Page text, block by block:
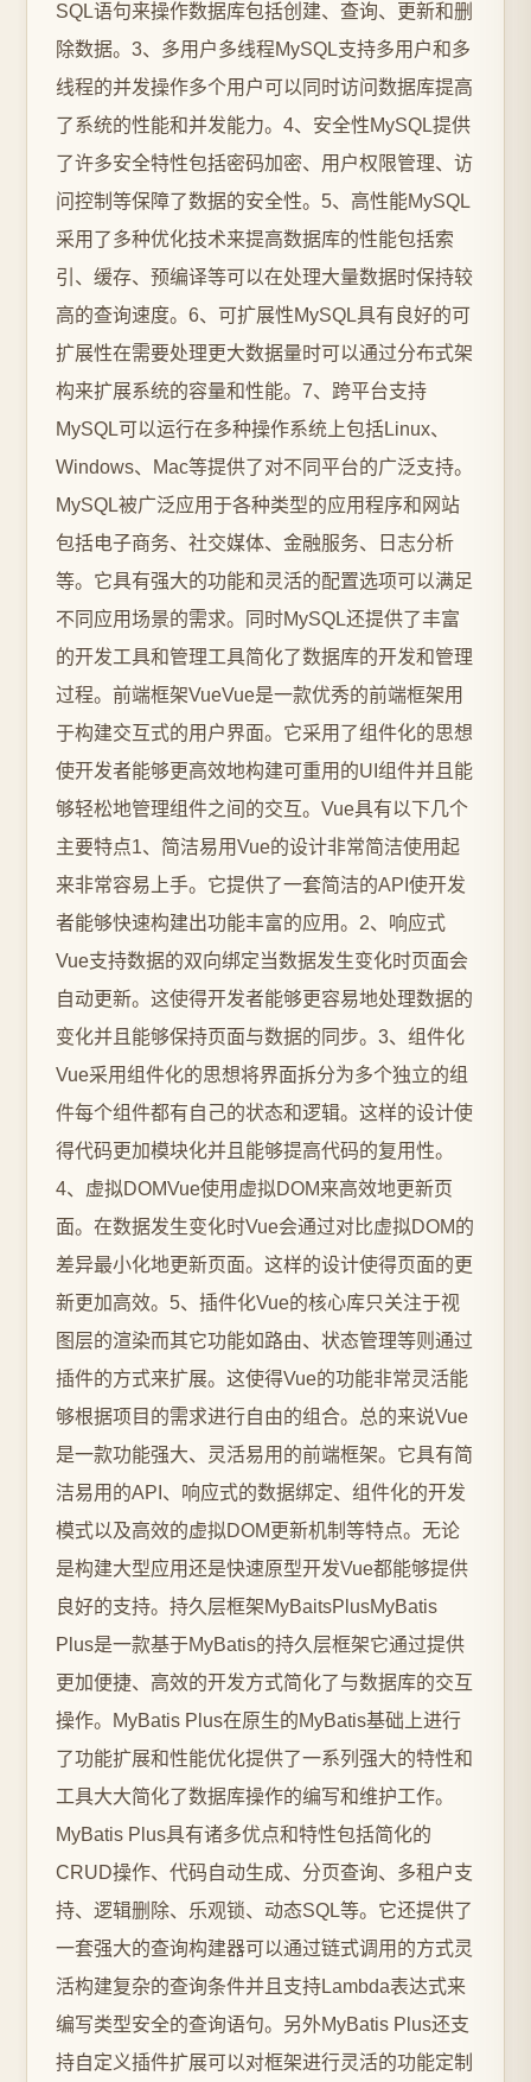
SQL语句来操作数据库包括创建、查询、更新和删
除数据。3、多用户多线程MySQL支持多用户和多
线程的并发操作多个用户可以同时访问数据库提高
了系统的性能和并发能力。4、安全性MySQL提供
了许多安全特性包括密码加密、用户权限管理、访
问控制等保障了数据的安全性。5、高性能MySQL
采用了多种优化技术来提高数据库的性能包括索
引、缓存、预编译等可以在处理大量数据时保持较
高的查询速度。6、可扩展性MySQL具有良好的可
扩展性在需要处理更大数据量时可以通过分布式架
构来扩展系统的容量和性能。7、跨平台支持
MySQL可以运行在多种操作系统上包括Linux、
Windows、Mac等提供了对不同平台的广泛支持。
MySQL被广泛应用于各种类型的应用程序和网站
包括电子商务、社交媒体、金融服务、日志分析
等。它具有强大的功能和灵活的配置选项可以满足
不同应用场景的需求。同时MySQL还提供了丰富
的开发工具和管理工具简化了数据库的开发和管理
过程。前端框架VueVue是一款优秀的前端框架用
于构建交互式的用户界面。它采用了组件化的思想
使开发者能够更高效地构建可重用的UI组件并且能
够轻松地管理组件之间的交互。Vue具有以下几个
主要特点1、简洁易用Vue的设计非常简洁使用起
来非常容易上手。它提供了一套简洁的API使开发
者能够快速构建出功能丰富的应用。2、响应式
Vue支持数据的双向绑定当数据发生变化时页面会
自动更新。这使得开发者能够更容易地处理数据的
变化并且能够保持页面与数据的同步。3、组件化
Vue采用组件化的思想将界面拆分为多个独立的组
件每个组件都有自己的状态和逻辑。这样的设计使
得代码更加模块化并且能够提高代码的复用性。
4、虚拟DOMVue使用虚拟DOM来高效地更新页
面。在数据发生变化时Vue会通过对比虚拟DOM的
差异最小化地更新页面。这样的设计使得页面的更
新更加高效。5、插件化Vue的核心库只关注于视
图层的渲染而其它功能如路由、状态管理等则通过
插件的方式来扩展。这使得Vue的功能非常灵活能
够根据项目的需求进行自由的组合。总的来说Vue
是一款功能强大、灵活易用的前端框架。它具有简
洁易用的API、响应式的数据绑定、组件化的开发
模式以及高效的虚拟DOM更新机制等特点。无论
是构建大型应用还是快速原型开发Vue都能够提供
良好的支持。持久层框架MyBaitsPlusMyBatis
Plus是一款基于MyBatis的持久层框架它通过提供
更加便捷、高效的开发方式简化了与数据库的交互
操作。MyBatis Plus在原生的MyBatis基础上进行
了功能扩展和性能优化提供了一系列强大的特性和
工具大大简化了数据库操作的编写和维护工作。
MyBatis Plus具有诸多优点和特性包括简化的
CRUD操作、代码自动生成、分页查询、多租户支
持、逻辑删除、乐观锁、动态SQL等。它还提供了
一套强大的查询构建器可以通过链式调用的方式灵
活构建复杂的查询条件并且支持Lambda表达式来
编写类型安全的查询语句。另外MyBatis Plus还支
持自定义插件扩展可以对框架进行灵活的功能定制